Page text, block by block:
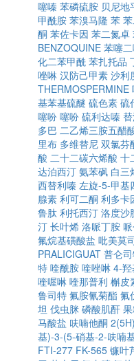
噻嗪 苯磷硫胺 贝尼地
甲酰胺 苯溴马隆 苯
酮 苯佐卡因 苯二氮卓
BENZOQUINE 苯噻
化二苯甲酰 苯扎托品
唑啉 汉防己甲素 沙利
THERMOSPERMINE
基苯基硫醚 硫色素 硫
噻吩 噻吩 硫利达嗪
多巴 二乙烯三胺五醋
里布 多维替尼 双氯芬
酸 二十二碳六烯酸 十
达泊西汀 氨苯砜 白三
西替利嗪 左旋-5-甲基
腺素 利可二酮 利多卡
鲁肽 利托西汀 洛度沙
汀 长叶烯 洛哌丁胺
氟烷基磺酸盐 吡美莫
PRALICIGUAT 普仑
特 喹酰胺 喹唑啉 4-
喹喔啉 喹那普利 槲皮
鲁司特 氟胺氰菊酯 氟
坦 伐虫脒 磷酸肌酐
马酸盐 呋喃他酮
基)-3-(5-硝基-2-呋喃
FTI-277 FK-565 镰叶